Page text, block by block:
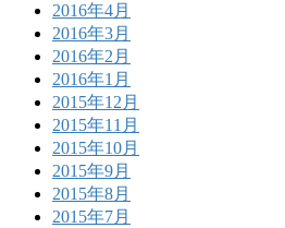
2016年4月
2016年3月
2016年2月
2016年1月
2015年12月
2015年11月
2015年10月
2015年9月
2015年8月
2015年7月